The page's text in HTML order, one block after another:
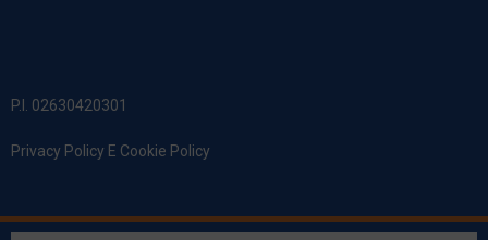
P.I. 02630420301
Privacy Policy E Cookie Policy